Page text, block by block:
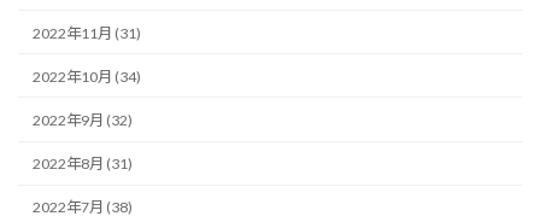
2022年11月 (31)
2022年10月 (34)
2022年9月 (32)
2022年8月 (31)
2022年7月 (38)